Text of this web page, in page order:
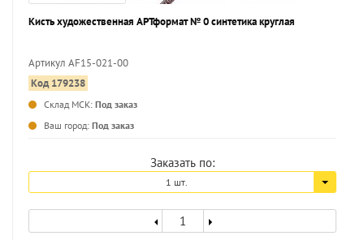
Кисть художественная АРТформат № 0 синтетика круглая
Артикул AF15-021-00
Код 179238
Склад МСК: Под заказ
Ваш город: Под заказ
Заказать по:
1 шт.